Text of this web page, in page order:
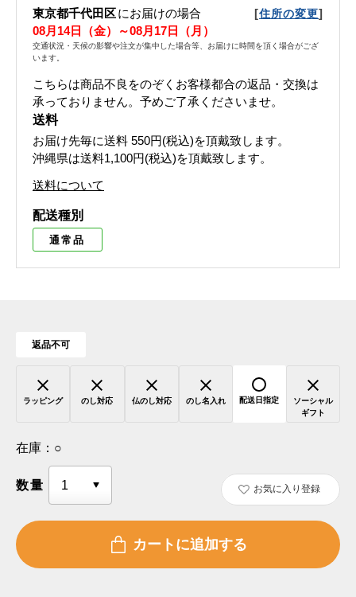
東京都千代田区にお届けの場合 [住所の変更]
08月14日（金）～08月17日（月）
交通状況・天候の影響や注文が集中した場合等、お届けに時間を頂く場合がござ
います。
こちらは商品不良をのぞくお客様都合の返品・交換は
承っておりません。予めご了承くださいませ。
送料
お届け先毎に送料 550円(税込)を頂戴致します。
沖縄県は送料1,100円(税込)を頂戴致します。
送料について
配送種別
通常品
返品不可
ラッピング のし対応 仏のし対応 のし名入れ 配送日指定
ソーシャル
ギフト
在庫： ○
数量 お気に入り登録